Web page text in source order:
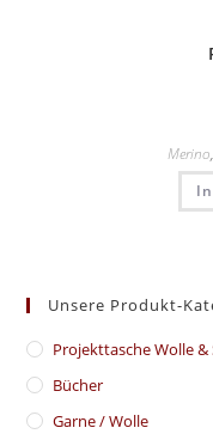
Merino,
Unsere Produkt-
​Projekttasche Wolle &
Bücher
Garne / Wolle